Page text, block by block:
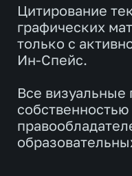
Цитирование
графических
только с
Ин-Спейс.
Все визуальные